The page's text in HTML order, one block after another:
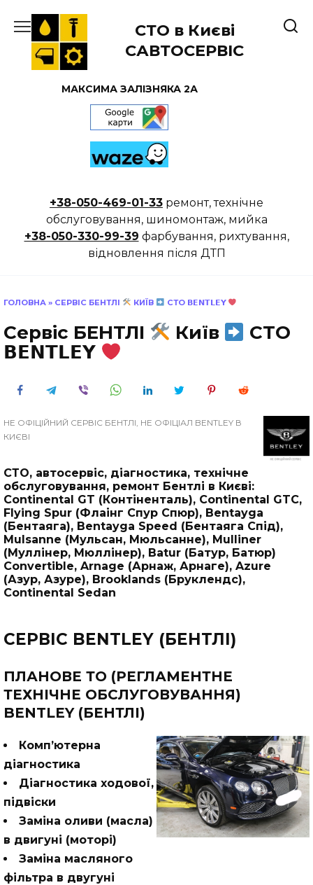
до
вмісту
СТО в Києві
САВТОСЕРВІС
МАКСИМА ЗАЛІЗНЯКА 2А
+38-050-469-01-33 ремонт, технічне
обслуговування, шиномонтаж, мийка
+38-050-330-99-39 фарбування, рихтування,
відновлення після ДТП
ГОЛОВНА » СЕРВІС БЕНТЛІ КИЇВ СТО 𝗕𝗘𝗡𝗧𝗟𝗘𝗬
Сервіс БЕНТЛІ Київ
СТО
𝗕𝗘𝗡𝗧𝗟𝗘𝗬
НЕ ОФІЦІЙНИЙ СЕРВІС БЕНТЛІ, НЕ ОФІЦІАЛ BENTLEY В
КИЄВІ
СТО, автосервіс, діагностика, технічне
обслуговування, ремонт Бентлі в Києві:
Continental GT (Контіненталь), Continental GTC,
Flying Spur (Флаінг Спур Спюр), Bentayga
(Бентаяга), Bentayga Speed (Бентаяга Спід),
Mulsanne (Мульсан, Мюльсанне), Mulliner
(Муллінер, Мюллінер), Batur (Батур, Батюр)
Convertible, Arnage (Арнаж, Арнаге), Azure
(Азур, Азуре), Brooklands (Бруклендс),
Continental Sedan
СЕРВІС BENTLEY (БЕНТЛІ)
ПЛАНОВЕ ТО (РЕГЛАМЕНТНЕ
ТЕХНІЧНЕ ОБСЛУГОВУВАННЯ)
BENTLEY (БЕНТЛІ)
Комп’ютерна
діагностика
Діагностика ходової,
підвіски
Заміна оливи (масла)
в двигуні (моторі)
Заміна масляного
фільтра в двугуні